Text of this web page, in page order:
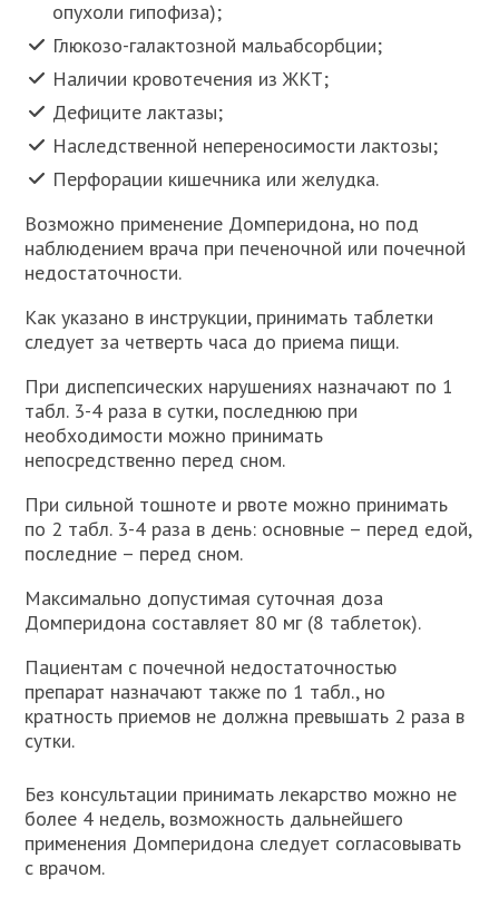
опухоли гипофиза);
Глюкозо-галактозной мальабсорбции;
Наличии кровотечения из ЖКТ;
Дефиците лактазы;
Наследственной непереносимости лактозы;
Перфорации кишечника или желудка.
Возможно применение Домперидона, но под
наблюдением врача при печеночной или почечной
недостаточности.
Как указано в инструкции, принимать таблетки
следует за четверть часа до приема пищи.
При диспепсических нарушениях назначают по 1
табл. 3-4 раза в сутки, последнюю при
необходимости можно принимать
непосредственно перед сном.
При сильной тошноте и рвоте можно принимать
по 2 табл. 3-4 раза в день: основные – перед едой,
последние – перед сном.
Максимально допустимая суточная доза
Домперидона составляет 80 мг (8 таблеток).
Пациентам с почечной недостаточностью
препарат назначают также по 1 табл., но
кратность приемов не должна превышать 2 раза в
сутки.
Без консультации принимать лекарство можно не
более 4 недель, возможность дальнейшего
применения Домперидона следует согласовывать
с врачом.